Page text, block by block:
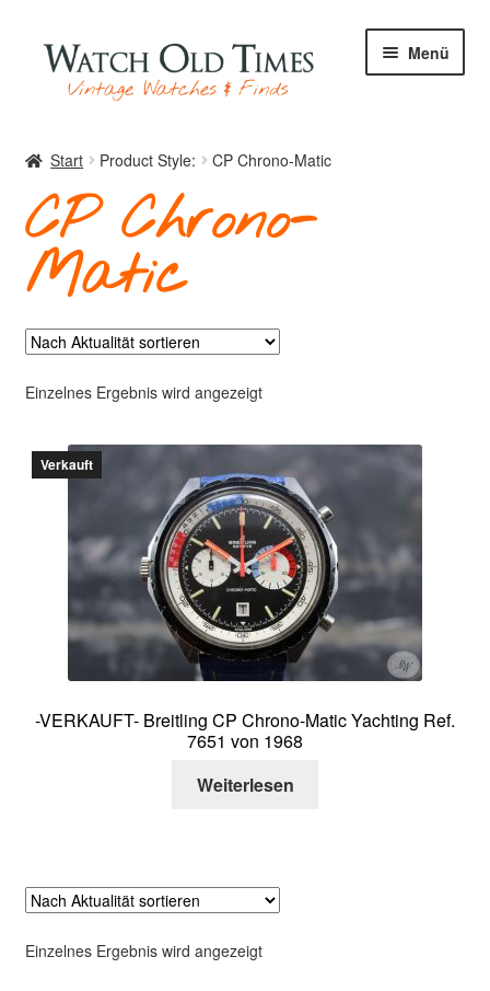
Zur
Navigation
springen
Zum
Inhalt
springen
Menü
Uhren
Kontakt
Start Product Style: CP Chrono-Matic
CP Chrono-
Matic
Einzelnes Ergebnis wird angezeigt
Verkauft
-VERKAUFT- Breitling CP Chrono-Matic Yachting Ref.
7651 von 1968
Weiterlesen
Einzelnes Ergebnis wird angezeigt